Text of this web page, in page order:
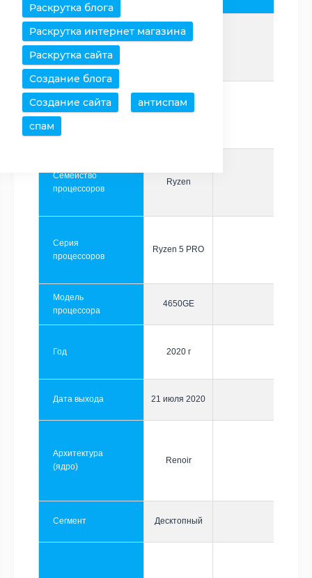
Раскрутка блога
Раскрутка интернет магазина
Раскрутка сайта
Создание блога
Создание сайта
антиспам
спам
Страница
Производитель AMD
Семейство
процессоров
Ryzen
Серия
процессоров
Ryzen 5 PRO
Модель
процессора
4650GE
Год 2020 г
Дата выхода 21 июля 2020
Архитектура
(ядро)
Renoir
Сегмент Десктопный